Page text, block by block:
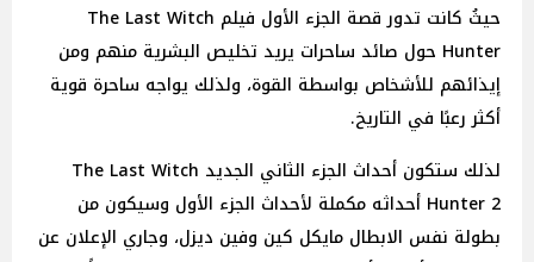
حيثُ كانت تدور قصة الجزء الأول فيلم The Last Witch
Hunter حول صائد ساحرات يريد تخليص البشرية منهم ومن
إيذائهم للأشخاص بواسطة القوة، ولذلك يواجه ساحرة قوية
أكثر رعبًا في التاريخ.
لذلك ستكون أحداث الجزء الثاني الجديد The Last Witch
Hunter 2 أحداثه مكملة لأحداث الجزء الأول وسيكون من
بطولة نفس الابطال مايكل كين وفين ديزل، وجاري الإعلان عن